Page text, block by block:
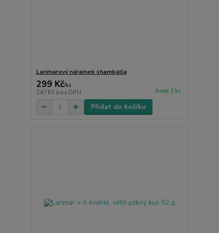
Larimarový náramek shamballa
299 Kč/ks
247 Kč bez DPH ihned 3 ks
Přidat do košíku